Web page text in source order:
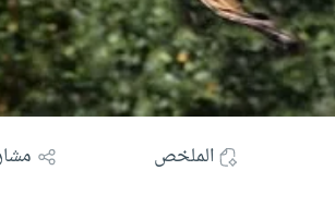
الملخص